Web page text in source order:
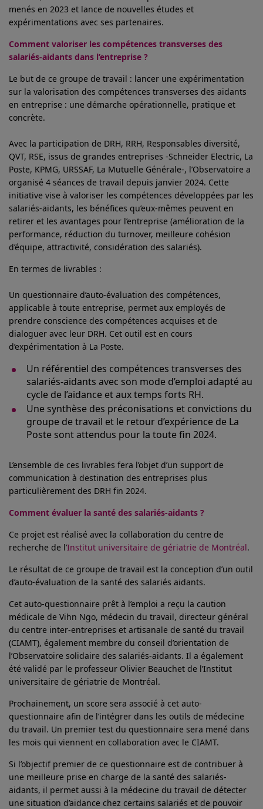
menés en 2023 et lance de nouvelles études et
expérimentations avec ses partenaires.
Comment valoriser les compétences transverses des
salariés-aidants dans l’entreprise ?
Le but de ce groupe de travail : lancer une expérimentation
sur la valorisation des compétences transverses des aidants
en entreprise : une démarche opérationnelle, pratique et
concrète.
Avec la participation de DRH, RRH, Responsables diversité,
QVT, RSE, issus de grandes entreprises -Schneider Electric, La
Poste, KPMG, URSSAF, La Mutuelle Générale-, l’Observatoire a
organisé 4 séances de travail depuis janvier 2024. Cette
initiative vise à valoriser les compétences développées par les
salariés-aidants, les bénéfices qu’eux-mêmes peuvent en
retirer et les avantages pour l’entreprise (amélioration de la
performance, réduction du turnover, meilleure cohésion
d’équipe, attractivité, considération des salariés).
En termes de livrables :
Un questionnaire d’auto-évaluation des compétences,
applicable à toute entreprise, permet aux employés de
prendre conscience des compétences acquises et de
dialoguer avec leur DRH. Cet outil est en cours
d’expérimentation à La Poste.
Un référentiel des compétences transverses des
salariés-aidants avec son mode d’emploi adapté au
cycle de l’aidance et aux temps forts RH.
Une synthèse des préconisations et convictions du
groupe de travail et le retour d’expérience de La
Poste sont attendus pour la toute fin 2024.
L’ensemble de ces livrables fera l’objet d’un support de
communication à destination des entreprises plus
particulièrement des DRH fin 2024.
Comment évaluer la santé des salariés-aidants ?
Ce projet est réalisé avec la collaboration du centre de
recherche de l’Institut universitaire de gériatrie de Montréal.
Le résultat de ce groupe de travail est la conception d’un outil
d’auto-évaluation de la santé des salariés aidants.
Cet auto-questionnaire prêt à l’emploi a reçu la caution
médicale de Vihn Ngo, médecin du travail, directeur général
du centre inter-entreprises et artisanale de santé du travail
(CIAMT), également membre du conseil d’orientation de
l’Observatoire solidaire des salariés-aidants. Il a également
été validé par le professeur Olivier Beauchet de l’Institut
universitaire de gériatrie de Montréal.
Prochainement, un score sera associé à cet auto-
questionnaire afin de l’intégrer dans les outils de médecine
du travail. Un premier test du questionnaire sera mené dans
les mois qui viennent en collaboration avec le CIAMT.
Si l’objectif premier de ce questionnaire est de contribuer à
une meilleure prise en charge de la santé des salariés-
aidants, il permet aussi à la médecine du travail de détecter
une situation d’aidance chez certains salariés et de pouvoir